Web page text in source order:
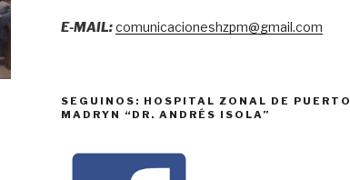
E-MAIL: comunicacioneshzpm@gmail.com
SEGUINOS: HOSPITAL ZONAL DE PUERTO
MADRYN “DR. ANDRÉS ISOLA”